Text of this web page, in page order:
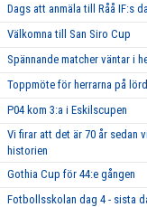
Dags att anmäla till Råå IF:s
Välkomna till San Siro Cup
Spännande matcher väntar i
Toppmöte för herrarna på
P04 kom 3:a i Eskilscupen
Vi firar att det är 70 år sedan
historien
Gothia Cup för 44:e gången
Fotbollsskolan dag 4 - sista